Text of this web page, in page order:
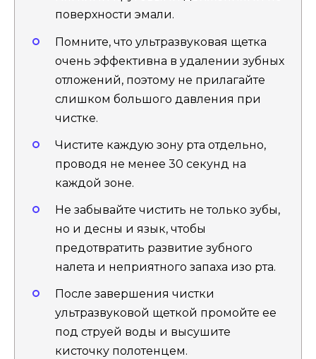
поверхности эмали.
Помните, что ультразвуковая щетка
очень эффективна в удалении зубных
отложений, поэтому не прилагайте
слишком большого давления при
чистке.
Чистите каждую зону рта отдельно,
проводя не менее 30 секунд на
каждой зоне.
Не забывайте чистить не только зубы,
но и десны и язык, чтобы
предотвратить развитие зубного
налета и неприятного запаха изо рта.
После завершения чистки
ультразвуковой щеткой промойте ее
под струей воды и высушите
кисточку полотенцем.